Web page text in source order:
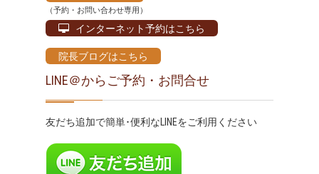
（予約・お問い合わせ専用）
インターネット予約はこちら
院長ブログはこちら
LINE＠からご予約・お問合せ
友だち追加で簡単･便利なLINEをご利用ください